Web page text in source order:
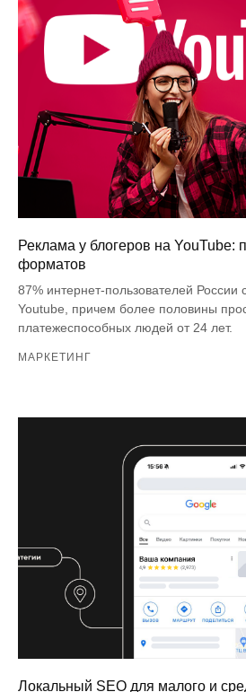
Реклама у блогеров на YouTube:
форматов
87% интернет-пользователей России
Youtube, причем более половины
платежеспособных людей от 24 лет.
МАРКЕТИНГ
Локальный SEO для малого и